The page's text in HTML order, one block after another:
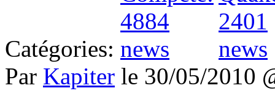
Catégories:
Par Kapiter le 30/05/2010